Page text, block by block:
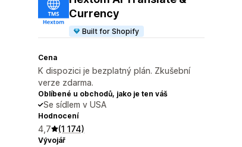
Currency
Built for Shopify
Cena
K dispozici je bezplatný plán. Zkušební
verze zdarma.
Oblíbené u obchodů, jako je ten váš
Se sídlem v USA
Hodnocení
4,7 (1 174)
Vývojář